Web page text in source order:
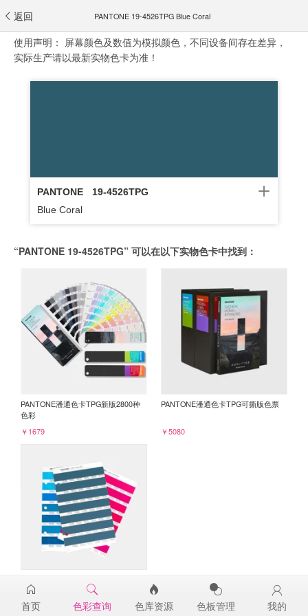
返回 PANTONE 19-4526TPG Blue Coral
使用声明： 屏幕颜色及数值为模拟颜色，不同设备间存在差异，
实际生产请以最新实物色卡为准！
PANTONE
19-4526TPG
Blue Coral
“PANTONE 19-4526TPG” 可以在以下实物色卡中找到：
PANTONE潘通色卡TPG新版2800种
色彩
￥1679
PANTONE潘通色卡TPG可撕版色票
￥5080
19-4526TPG
￥98
首页 色彩查询 色库资源 色板管理 我的